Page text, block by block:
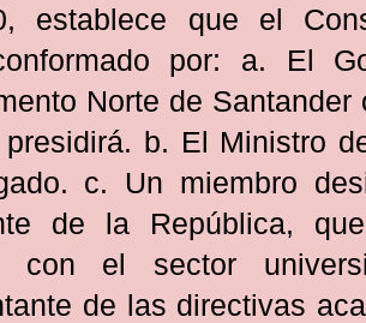
establece que el
por: a. El
Norte de Santander
b. El Ministro
c. Un miembro
de la República,
con el sector
de las directivas